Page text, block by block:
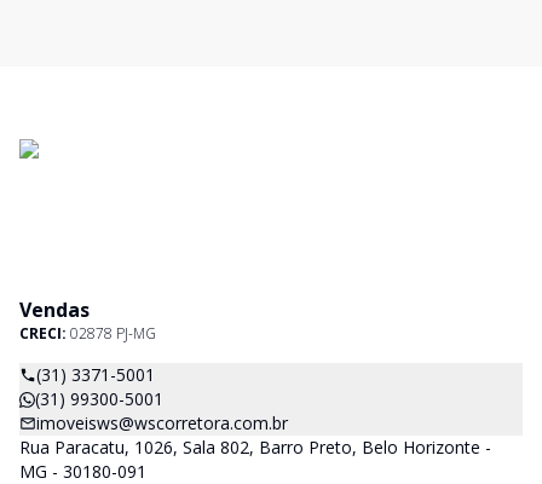
Vendas
CRECI: 02878 PJ-MG
(31) 3371-5001
(31) 99300-5001
imoveisws@wscorretora.com.br
Rua Paracatu, 1026, Sala 802, Barro Preto, Belo Horizonte -
MG - 30180-091